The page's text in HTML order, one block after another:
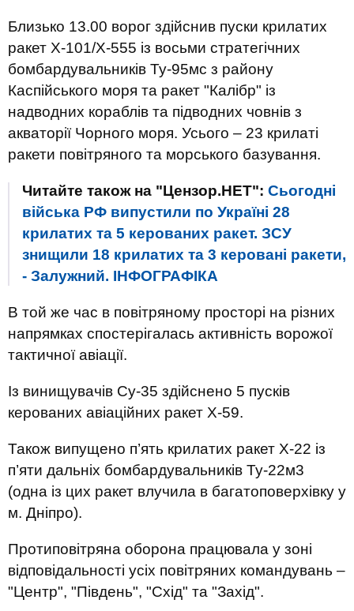
Близько 13.00 ворог здійснив пуски крилатих
ракет Х-101/Х-555 із восьми стратегічних
бомбардувальників Ту-95мс з району
Каспійського моря та ракет "Калібр" із
надводних кораблів та підводних човнів з
акваторії Чорного моря. Усього – 23 крилаті
ракети повітряного та морського базування.
Читайте також на "Цензор.НЕТ": Сьогодні
війська РФ випустили по Україні 28
крилатих та 5 керованих ракет. ЗСУ
знищили 18 крилатих та 3 керовані ракети,
- Залужний. ІНФОГРАФІКА
В той же час в повітряному просторі на різних
напрямках спостерігалась активність ворожої
тактичної авіації.
Із винищувачів Су-35 здійснено 5 пусків
керованих авіаційних ракет Х-59.
Також випущено п’ять крилатих ракет Х-22 із
п’яти дальніх бомбардувальників Ту-22м3
(одна із цих ракет влучила в багатоповерхівку у
м. Дніпро).
Протиповітряна оборона працювала у зоні
відповідальності усіх повітряних командувань –
"Центр", "Південь", "Схід" та "Захід".